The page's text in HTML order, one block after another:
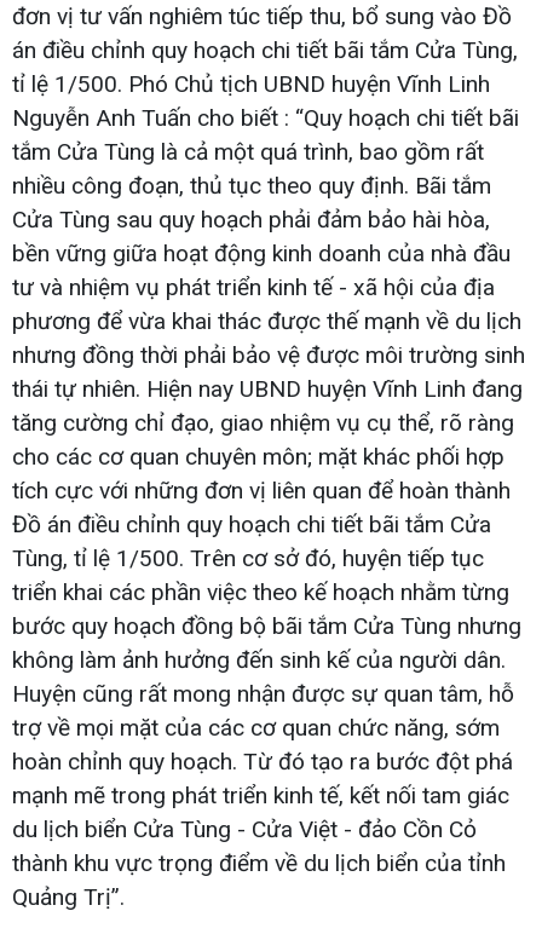
đơn vị tư vấn nghiêm túc tiếp thu, bổ sung vào Đồ
án điều chỉnh quy hoạch chi tiết bãi tắm Cửa Tùng,
tỉ lệ 1/500. Phó Chủ tịch UBND huyện Vĩnh Linh
Nguyễn Anh Tuấn cho biết : “Quy hoạch chi tiết bãi
tắm Cửa Tùng là cả một quá trình, bao gồm rất
nhiều công đoạn, thủ tục theo quy định. Bãi tắm
Cửa Tùng sau quy hoạch phải đảm bảo hài hòa,
bền vững giữa hoạt động kinh doanh của nhà đầu
tư và nhiệm vụ phát triển kinh tế - xã hội của địa
phương để vừa khai thác được thế mạnh về du lịch
nhưng đồng thời phải bảo vệ được môi trường sinh
thái tự nhiên. Hiện nay UBND huyện Vĩnh Linh đang
tăng cường chỉ đạo, giao nhiệm vụ cụ thể, rõ ràng
cho các cơ quan chuyên môn; mặt khác phối hợp
tích cực với những đơn vị liên quan để hoàn thành
Đồ án điều chỉnh quy hoạch chi tiết bãi tắm Cửa
Tùng, tỉ lệ 1/500. Trên cơ sở đó, huyện tiếp tục
triển khai các phần việc theo kế hoạch nhằm từng
bước quy hoạch đồng bộ bãi tắm Cửa Tùng nhưng
không làm ảnh hưởng đến sinh kế của người dân.
Huyện cũng rất mong nhận được sự quan tâm, hỗ
trợ về mọi mặt của các cơ quan chức năng, sớm
hoàn chỉnh quy hoạch. Từ đó tạo ra bước đột phá
mạnh mẽ trong phát triển kinh tế, kết nối tam giác
du lịch biển Cửa Tùng - Cửa Việt - đảo Cồn Cỏ
thành khu vực trọng điểm về du lịch biển của tỉnh
Quảng Trị”.